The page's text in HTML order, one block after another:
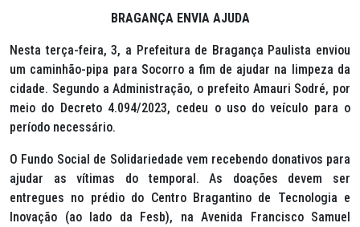
BRAGANÇA ENVIA AJUDA
Nesta terça-feira, 3, a Prefeitura de Bragança Paulista enviou
um caminhão-pipa para Socorro a fim de ajudar na limpeza da
cidade. Segundo a Administração, o prefeito Amauri Sodré, por
meio do Decreto 4.094/2023, cedeu o uso do veículo para o
período necessário.
O Fundo Social de Solidariedade vem recebendo donativos para
ajudar as vítimas do temporal. As doações devem ser
entregues no prédio do Centro Bragantino de Tecnologia e
Inovação (ao lado da Fesb), na Avenida Francisco Samuel